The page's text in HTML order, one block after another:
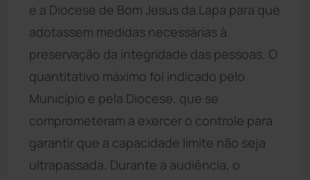
e a Diocese de Bom Jesus da Lapa para que
adotassem medidas necessárias à
preservação da integridade das pessoas. O
quantitativo máximo foi indicado pelo
Município e pela Diocese, que se
comprometeram a exercer o controle para
garantir que a capacidade limite não seja
ultrapassada. Durante a audiência, o